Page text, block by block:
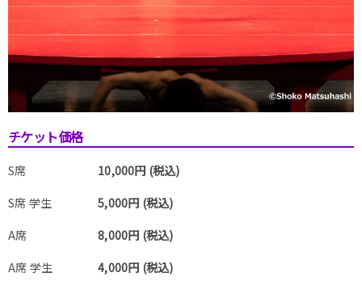
チケット価格
S席
10,000円 (税込)
S席 学生
5,000円 (税込)
A席
8,000円 (税込)
A席 学生
4,000円 (税込)